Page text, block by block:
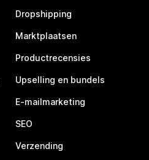
Dropshipping
Marktplaatsen
Productrecensies
Upselling en bundels
E-mailmarketing
SEO
Verzending